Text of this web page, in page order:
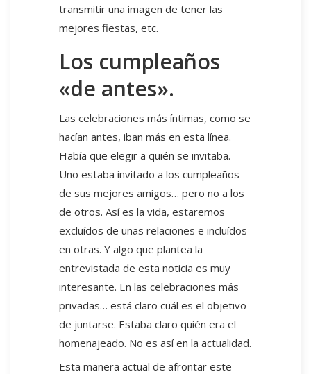
transmitir una imagen de tener las
mejores fiestas, etc.
Los cumpleaños
«de antes».
Las celebraciones más íntimas, como se
hacían antes, iban más en esta línea.
Había que elegir a quién se invitaba.
Uno estaba invitado a los cumpleaños
de sus mejores amigos… pero no a los
de otros. Así es la vida, estaremos
excluídos de unas relaciones e incluídos
en otras. Y algo que plantea la
entrevistada de esta noticia es muy
interesante. En las celebraciones más
privadas… está claro cuál es el objetivo
de juntarse. Estaba claro quién era el
homenajeado. No es así en la actualidad.
Esta manera actual de afrontar este